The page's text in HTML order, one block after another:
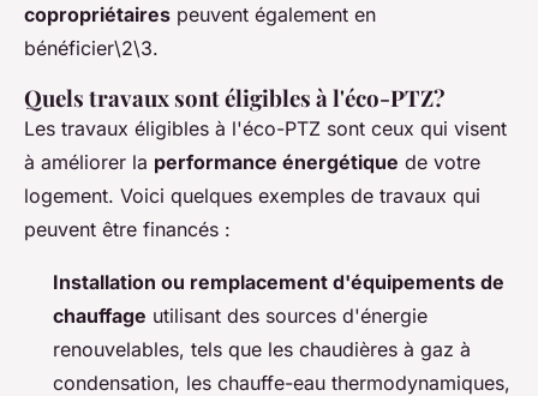
copropriétaires peuvent également en
bénéficier\2\3.
Quels travaux sont éligibles à l'éco-PTZ?
Les travaux éligibles à l'éco-PTZ sont ceux qui visent
à améliorer la performance énergétique de votre
logement. Voici quelques exemples de travaux qui
peuvent être financés :
Installation ou remplacement d'équipements de
chauffage utilisant des sources d'énergie
renouvelables, tels que les chaudières à gaz à
condensation, les chauffe-eau thermodynamiques,